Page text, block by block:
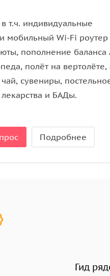
т.ч. индивидуальные
мобильный Wi-Fi роутер
пополнение баланса
полёт на вертолёте,
чай, сувениры,
лекарства и БАДы.
Подробнее
Гид